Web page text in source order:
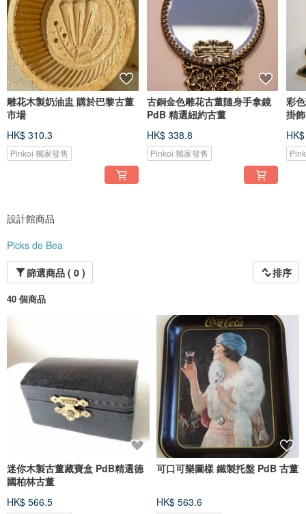
來來來
加入我們Instagram @picksdebea 的專頁
一起看看從我們踏出世界的眼睛裡
與你分享的我們的各個亮點
雕花木製奶油盅 購於巴黎古董
市場
HK$ 310.3
Pinkoi 獨家發售
古銅金色雕花古董隨身手拿鏡
PdB 精選紐約古董
HK$ 338.8
Pinkoi 獨家發售
彩
掛
設計館商品
Picks de Bea
篩選商品 ( 0 )
排序
40 個商品
迷你木製古董藏寶盒 PdB精選德
國柏林古董
HK$ 566.5
可口可樂圖樣 鐵製托盤 PdB 古董
HK$ 563.6